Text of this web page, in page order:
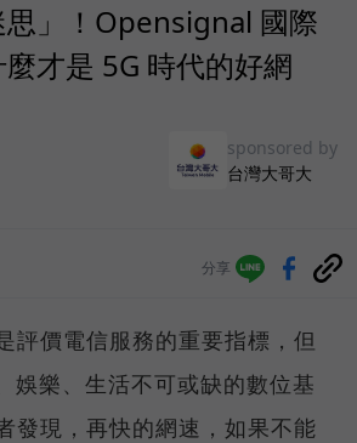
」！Opensignal 國際
才是 5G 時代的好網
sponsored by
台灣大哥大
分享
評價電信服務的重要指標，但
娛樂、生活不可或缺的數位基
發現，再快的網速，如果不能